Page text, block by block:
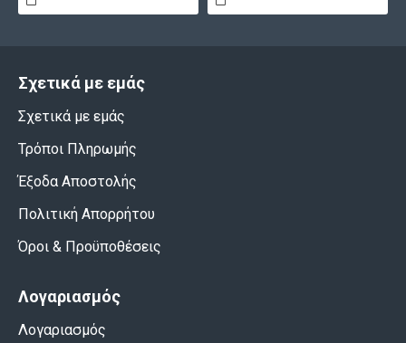
Σχετικά με εμάς
Σχετικά με εμάς
Τρόποι Πληρωμής
Έξοδα Αποστολής
Πολιτική Απορρήτου
Όροι & Προϋποθέσεις
Λογαριασμός
Λογαριασμός